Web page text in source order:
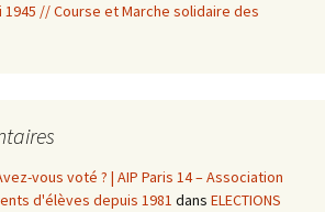
1945 // Course et Marche solidaire des
Avez-vous voté ? | AIP Paris 14 – Association
d'élèves depuis 1981 dans ELECTIONS